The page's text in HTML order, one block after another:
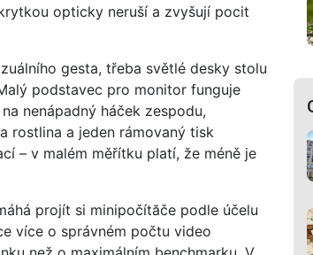
opticky neruší a zvyšují pocit
gesta, třeba světlé desky stolu
podstavec pro monitor funguje
nenápadný háček zespodu,
rostlina a jeden rámovaný tisk
– v malém měřítku platí, že méně je
projít si minipočítăče podle účelu
více o správném počtu video